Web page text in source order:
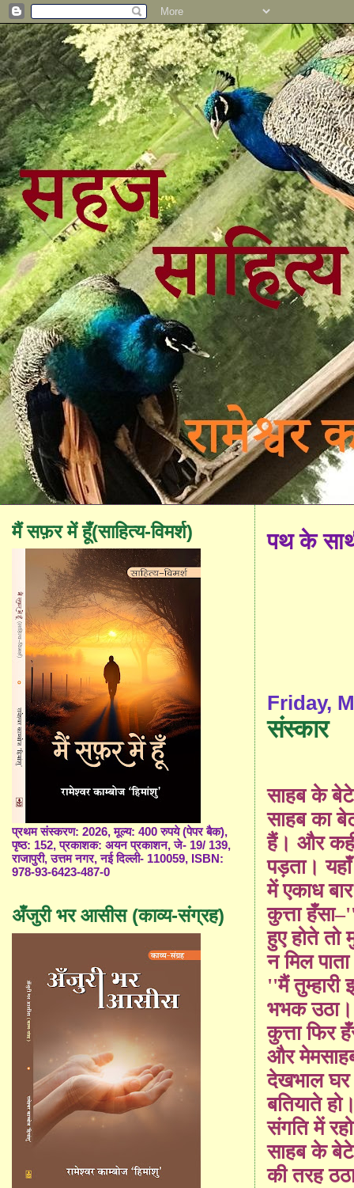
पथ के
Friday,
संस्कार
साहब के बेटे
साहब का
हैं। और
पड़ता।
में एकाध
कुत्ता हँसा
हुए होते तो
न मिल
''मैं तुम्हारी
भभक उठा।
कुत्ता फिर
और
देखभाल
बतियाते
संगति में
साहब के
की तरह
मैं सफ़र में हूँ(साहित्य-विमर्श)
प्रथम संस्करण: 2026, मूल्य: 400 रुपये (पेपर बैक),
पृष्ठ: 152, प्रकाशक: अयन प्रकाशन, जे- 19/ 139,
राजापुरी, उत्तम नगर, नई दिल्ली- 110059, ISBN:
978-93-6423-487-0
अँजुरी भर आसीस (काव्य-संग्रह)